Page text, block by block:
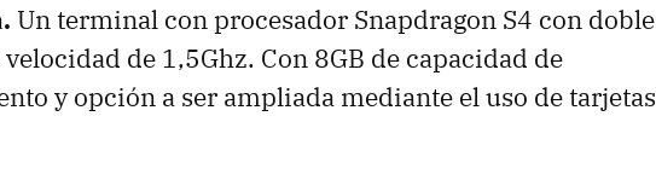
Un terminal con procesador Snapdragon S4 con doble
de 1,5Ghz. Con 8GB de capacidad de
y opción a ser ampliada mediante el uso de tarjetas